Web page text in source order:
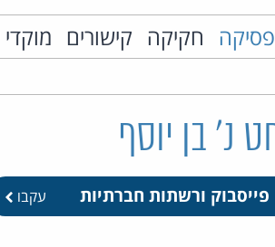
פסיקה חקיקה קישורים
פייסבוק ורשתות חברתיות עקבו